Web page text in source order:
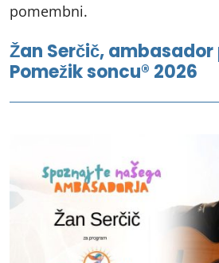
pomembni.
Žan Serčič,
Pomežik soncu® 2026